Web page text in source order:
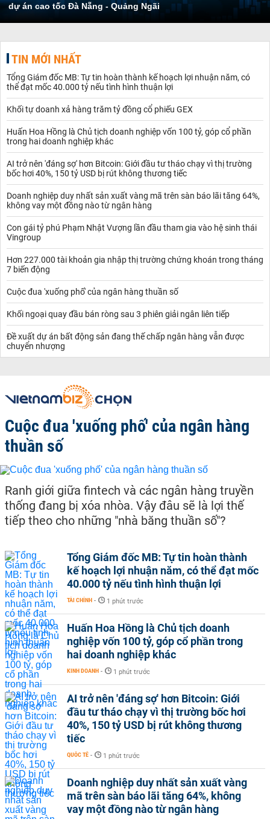
dự án cao tốc Đà Nẵng - Quảng Ngãi
TIN MỚI NHẤT
Tổng Giám đốc MB: Tự tin hoàn thành kế hoạch lợi nhuận năm, có
thể đạt mốc 40.000 tỷ nếu tình hình thuận lợi
Khối tự doanh xả hàng trăm tỷ đồng cổ phiếu GEX
Huấn Hoa Hồng là Chủ tịch doanh nghiệp vốn 100 tỷ, góp cổ phần
trong hai doanh nghiệp khác
AI trở nên 'đáng sợ' hơn Bitcoin: Giới đầu tư tháo chạy vì thị trường
bốc hơi 40%, 150 tỷ USD bị rút không thương tiếc
Doanh nghiệp duy nhất sản xuất vàng mã trên sàn báo lãi tăng 64%,
không vay một đồng nào từ ngân hàng
Con gái tỷ phú Phạm Nhật Vượng lần đầu tham gia vào hệ sinh thái
Vingroup
Hơn 227.000 tài khoản gia nhập thị trường chứng khoán trong tháng
7 biến động
Cuộc đua 'xuống phố' của ngân hàng thuần số
Khối ngoại quay đầu bán ròng sau 3 phiên giải ngân liên tiếp
Đề xuất dự án bất động sản đang thế chấp ngân hàng vẫn được
chuyển nhượng
Cuộc đua 'xuống phố' của ngân hàng
thuần số
Ranh giới giữa fintech và các ngân hàng truyền
thống đang bị xóa nhòa. Vậy đâu sẽ là lợi thế
tiếp theo cho những "nhà băng thuần số"?
Tổng Giám đốc MB: Tự tin hoàn thành
kế hoạch lợi nhuận năm, có thể đạt mốc
40.000 tỷ nếu tình hình thuận lợi
TÀI CHÍNH - 1 phút trước
Huấn Hoa Hồng là Chủ tịch doanh
nghiệp vốn 100 tỷ, góp cổ phần trong
hai doanh nghiệp khác
KINH DOANH - 1 phút trước
AI trở nên 'đáng sợ' hơn Bitcoin: Giới
đầu tư tháo chạy vì thị trường bốc hơi
40%, 150 tỷ USD bị rút không thương
tiếc
QUỐC TẾ - 1 phút trước
Doanh nghiệp duy nhất sản xuất vàng
mã trên sàn báo lãi tăng 64%, không
vay một đồng nào từ ngân hàng